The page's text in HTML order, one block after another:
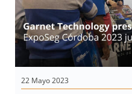
22 Mayo 2023